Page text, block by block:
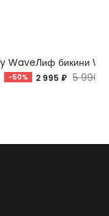
Wave
-50%
Лиф бикини
2 995 ₽ 5 990 ₽